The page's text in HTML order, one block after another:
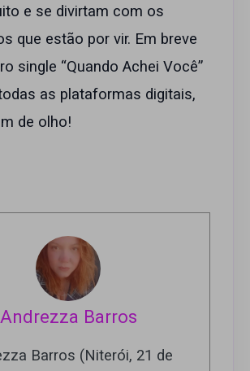
e se divirtam com os
que estão por vir. Em breve
single “Quando Achei Você”
as plataformas digitais,
de olho!
Andrezza Barros
Barros (Niterói, 21 de